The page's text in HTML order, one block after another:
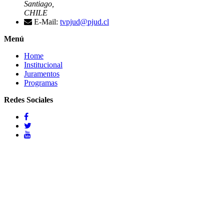
Santiago,
CHILE
E-Mail: tvpjud@pjud.cl
Menú
Home
Institucional
Juramentos
Programas
Redes Sociales